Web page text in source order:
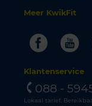
Meer KwikFit
Klantenservice
088 -
Lokaal tarief.